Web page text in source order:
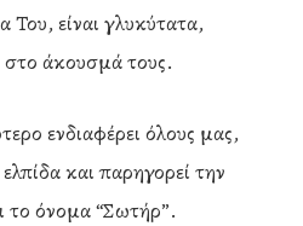
είναι γλυκύτατα,
στο άκουσμά τους.
ενδιαφέρει όλους μας,
και παρηγορεί την
το όνομα “Σωτήρ”.